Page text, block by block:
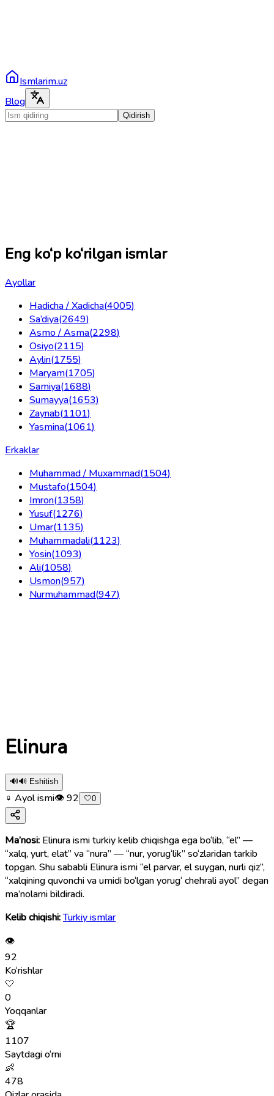
Ismlarim.uz
Blog
Qidirish
Eng ko‘p ko‘rilgan ismlar
Ayollar
Hadicha / Xadicha(4005)
Sa’diya(2649)
Asmo / Asma(2298)
Osiyo(2115)
Aylin(1755)
Maryam(1705)
Samiya(1688)
Sumayya(1653)
Zaynab(1101)
Yasmina(1061)
Erkaklar
Muhammad / Muxammad(1504)
Mustafo(1504)
Imron(1358)
Yusuf(1276)
Umar(1135)
Muhammadali(1123)
Yosin(1093)
Ali(1058)
Usmon(957)
Nurmuhammad(947)
Elinura
🔊🔊 Eshitish
♀ Ayol ismi👁92 🤍0
Ma’nosi: Elinura ismi turkiy kelib chiqishga ega bo‘lib, “el” —
“xalq, yurt, elat” va “nura” — “nur, yorug‘lik” so‘zlaridan tarkib
topgan. Shu sababli Elinura ismi “el parvar, el suygan, nurli qiz”,
“xalqining quvonchi va umidi bo‘lgan yorug‘ chehrali ayol” degan
ma’nolarni bildiradi.
Kelib chiqishi:Turkiy ismlar
👁
92
Ko‘rishlar
🤍
0
Yoqqanlar
🏆
1107
Saytdagi o‘rni
👶
478